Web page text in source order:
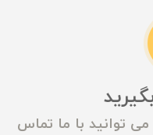
توانید با ما تماس